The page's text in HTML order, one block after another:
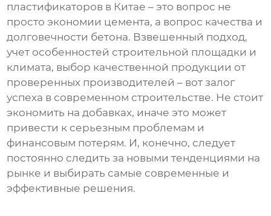
пластификаторов в Китае – это вопрос не
просто экономии цемента, а вопрос качества и
долговечности бетона. Взвешенный подход,
учет особенностей строительной площадки и
климата, выбор качественной продукции от
проверенных производителей – вот залог
успеха в современном строительстве. Не стоит
экономить на добавках, иначе это может
привести к серьезным проблемам и
финансовым потерям. И, конечно, следует
постоянно следить за новыми тенденциями на
рынке и выбирать самые современные и
эффективные решения.